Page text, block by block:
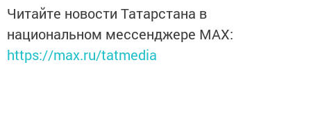
Читайте новости Татарстана в
национальном мессенджере MАХ:
https://max.ru/tatmedia